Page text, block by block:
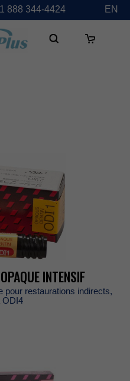
1888344-4424 EN